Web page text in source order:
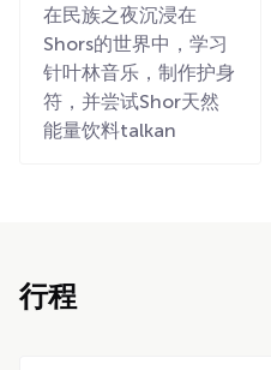
在民族之夜沉浸在
Shors的世界中，学习
针叶林音乐，制作护身
符，并尝试Shor天然
能量饮料talkan
行程